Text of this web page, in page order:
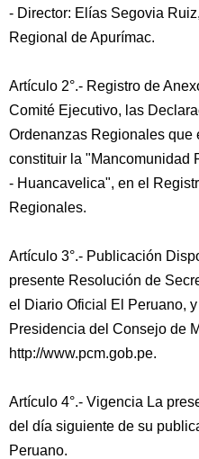
- Director: Elías Segovia
Regional de Apurímac.
Artículo 2°.- Registro de
Comité Ejecutivo, las
Ordenanzas Regionales que
constituir la "Mancomunidad
- Huancavelica", en el
Regionales.
Artículo 3°.- Publicación
presente Resolución de
el Diario Oficial El Peruano,
Presidencia del Consejo de
http://www.pcm.gob.pe.
Artículo 4°.- Vigencia La
del día siguiente de su
Peruano.